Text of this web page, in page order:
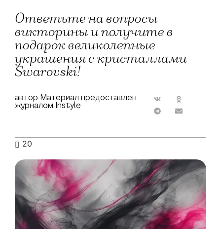
Ответьте на вопросы
викторины и получите в
подарок великолепные
украшения с кристаллами
Swarovski!
автор Материал предоставлен
журналом Instyle
20